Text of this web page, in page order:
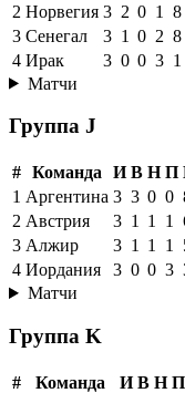
2 Норвегия 3 2 0 1 8
3 Сенегал 3 1 0 2 8
4 Ирак 3 0 0 3 1
Матчи
Группа J
# Команда И В Н П
1 Аргентина 3 3 0 0
2 Австрия 3 1 1 1
3 Алжир 3 1 1 1
4 Иордания 3 0 0 3
Матчи
Группа K
# Команда И В Н П